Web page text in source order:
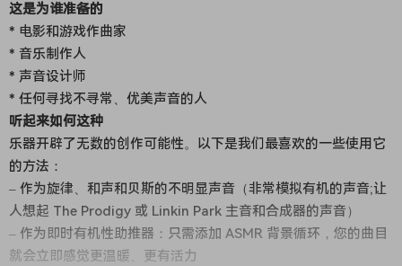
这是为谁准备的
* 电影和游戏作曲家
* 音乐制作人
* 声音设计师
* 任何寻找不寻常、优美声音的人
听起来如何这种
乐器开辟了无数的创作可能性。以下是我们最喜欢的一些使用它
的方法：
– 作为旋律、和声和贝斯的不明显声音（非常模拟有机的声音;让
人想起 The Prodigy 或 Linkin Park 主音和合成器的声音）
– 作为即时有机性助推器：只需添加 ASMR 背景循环，您的曲目
就会立即感觉更温暖、更有活力